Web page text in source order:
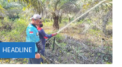
HEADLINE